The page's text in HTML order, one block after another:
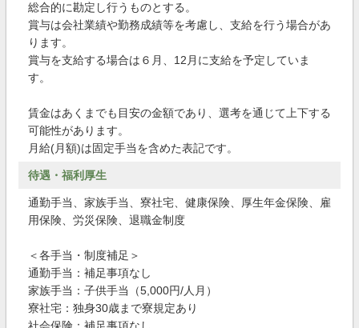
総合的に勘定し行うものとする。
賞与は会社業績や勤務成績等を考慮し、支給を行う場合があ
ります。
賞与を支給する場合は６月、12月に支給を予定していま
す。
賃金はあくまでも目安の金額であり、選考を通じて上下する
可能性があります。
月給(月額)は固定手当を含めた表記です。
待遇・福利厚生
通勤手当、家族手当、寮社宅、健康保険、厚生年金保険、雇
用保険、労災保険、退職金制度
＜各手当・制度補足＞
通勤手当：補足事項なし
家族手当：子供手当（5,000円/人月）
寮社宅：独身30歳まで寮規定あり